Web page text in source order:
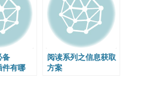
备
有哪
阅读系列之信息获取
方案